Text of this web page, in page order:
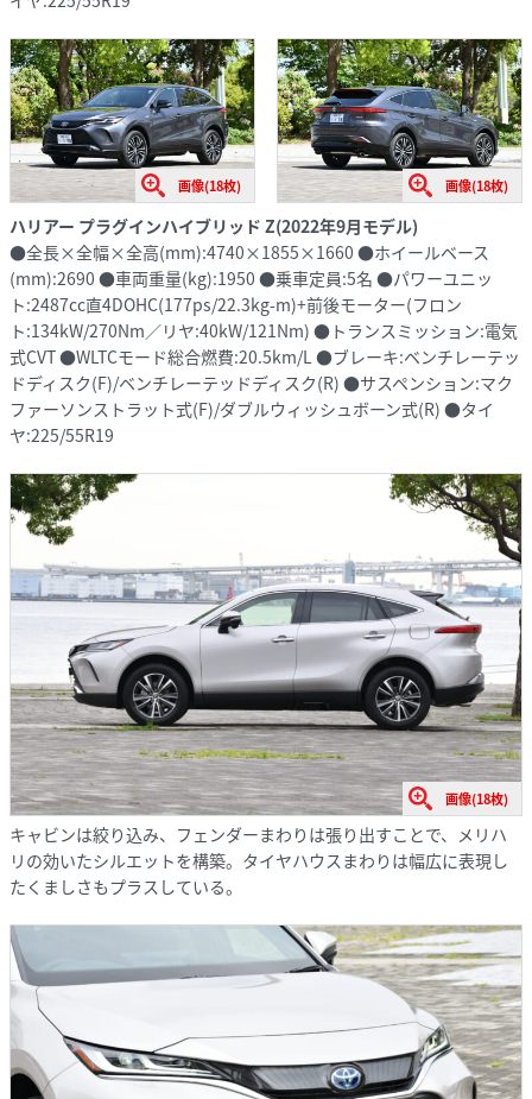
画像(18枚) 画像(18枚)
ハリアー プラグインハイブリッド Z(2022年9月モデル)
●全長×全幅×全高(mm):4740×1855×1660 ●ホイールベース
(mm):2690 ●車両重量(kg):1950 ●乗車定員:5名 ●パワーユニッ
ト:2487cc直4DOHC(177ps/22.3kg-m)+前後モーター(フロン
ト:134kW/270Nm／リヤ:40kW/121Nm) ●トランスミッション:電気
式CVT ●WLTCモード総合燃費:20.5km/L ●ブレーキ:ベンチレーテッ
ドディスク(F)/ベンチレーテッドディスク(R) ●サスペンション:マク
ファーソンストラット式(F)/ダブルウィッシュボーン式(R) ●タイ
ヤ:225/55R19
画像(18枚)
キャビンは絞り込み、フェンダーまわりは張り出すことで、メリハ
リの効いたシルエットを構築。タイヤハウスまわりは幅広に表現し
たくましさもプラスしている。